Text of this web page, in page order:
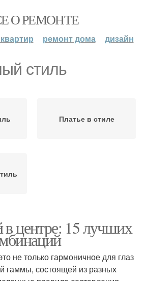
О РЕМОНТЕ
ремонт дома дизайн
стиль
Платье в стиле
центре: 15 лучших
не только гармоничное для глаз
гаммы, состоящей из разных